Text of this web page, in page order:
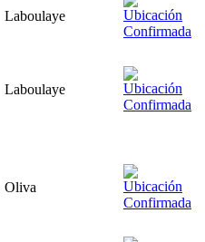
Laboulaye
Laboulaye
Oliva